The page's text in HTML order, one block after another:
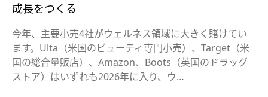
成長をつくる
今年、主要小売4社がウェルネス領域に大きく賭けてい
ます。Ulta（米国のビューティ専門小売）、Target（米
国の総合量販店）、Amazon、Boots（英国のドラッグ
ストア）はいずれも2026年に入り、ウ…